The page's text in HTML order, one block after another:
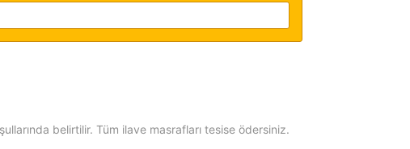
belirtilir. Tüm ilave masrafları tesise ödersiniz.